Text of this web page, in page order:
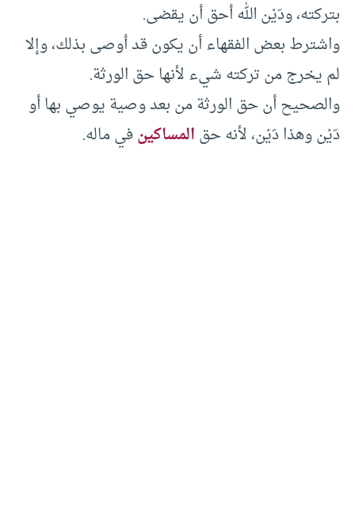
بتركته، ودَيْن الله أحق أن يقضى.
واشترط بعض الفقهاء أن يكون قد أوصى بذلك، وإلا
لم يخرج من تركته شيء لأنها حق الورثة.
والصحيح أن حق الورثة من بعد وصية يوصي بها أو
دَيْن وهذا دَيْن، لأنه حقالمساكينفي ماله.